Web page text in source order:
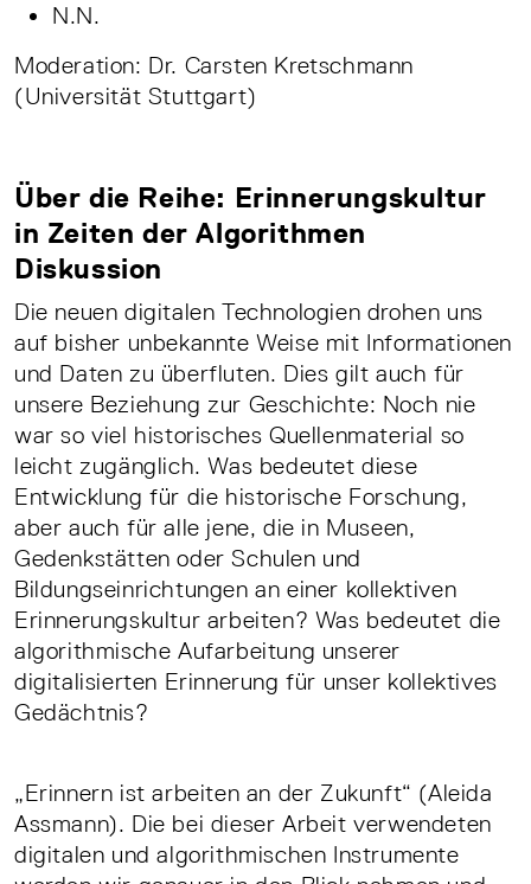
N.N.
Moderation: Dr. Carsten Kretschmann
(Universität Stuttgart)
Über die Reihe: Erinnerungskultur
in Zeiten der Algorithmen
Diskussion
Die neuen digitalen Technologien drohen uns
auf bisher unbekannte Weise mit Informationen
und Daten zu überfluten. Dies gilt auch für
unsere Beziehung zur Geschichte: Noch nie
war so viel historisches Quellenmaterial so
leicht zugänglich. Was bedeutet diese
Entwicklung für die historische Forschung,
aber auch für alle jene, die in Museen,
Gedenkstätten oder Schulen und
Bildungseinrichtungen an einer kollektiven
Erinnerungskultur arbeiten? Was bedeutet die
algorithmische Aufarbeitung unserer
digitalisierten Erinnerung für unser kollektives
Gedächtnis?
„Erinnern ist arbeiten an der Zukunft“ (Aleida
Assmann). Die bei dieser Arbeit verwendeten
digitalen und algorithmischen Instrumente